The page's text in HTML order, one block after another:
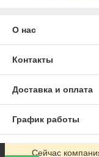
О нас
Контакты
Доставка и оплата
График работы
Полная версия
Сейчас